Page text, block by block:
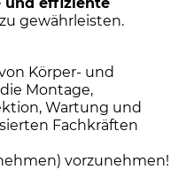
und effiziente
zu gewährleisten.
Körper- und
Montage,
Wartung und
Fachkräften
vorzunehmen!